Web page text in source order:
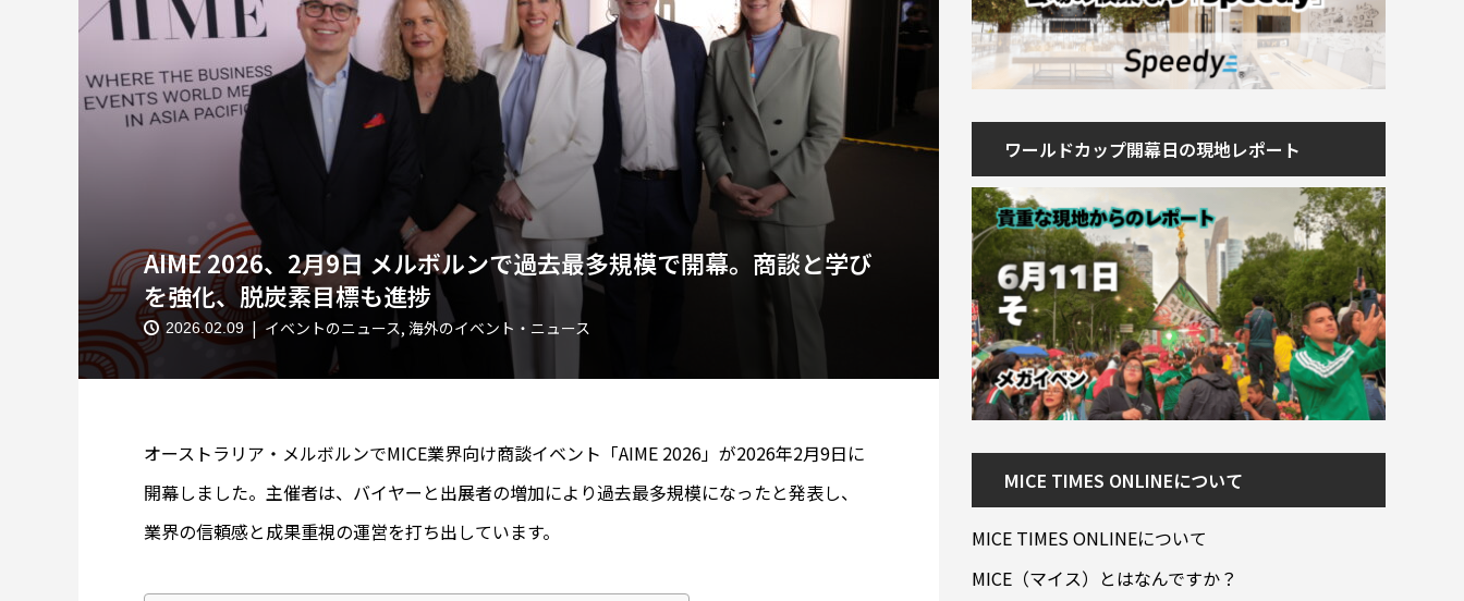
AIME 2026、2月9日 メルボルンで過去最多規模で開幕。商談と学び
を強化、脱炭素目標も進捗
2026.02.09 イベントのニュース, 海外のイベント・ニュース
オーストラリア・メルボルンでMICE業界向け商談イベント「AIME 2026」が2026年2月9日に
開幕しました。主催者は、バイヤーと出展者の増加により過去最多規模になったと発表し、
業界の信頼感と成果重視の運営を打ち出しています。
ワールドカップ開幕日の現地レポート
MICE TIMES ONLINEについて
MICE TIMES ONLINEについて
MICE（マイス）とはなんですか？